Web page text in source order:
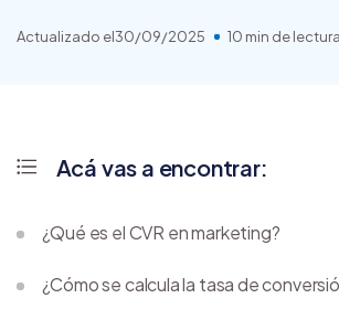
Actualizado el30/09/2025 10 min de lectura
Acá vas a encontrar:
¿Qué es el CVR en marketing?
¿Cómo se calcula la tasa de